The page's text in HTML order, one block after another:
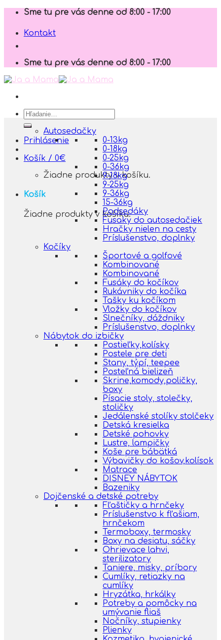
Skip
content
Sme tu pre vás denne od 8:00 - 17:00
Kontakt
Sme tu pre vás denne od 8:00 - 17:00
Hľadať:
Prihlásenie
Košík / 0€
Žiadne produkty v košíku.
Košík
Žiadne produkty v košíku.
Autosedačky
0-13kg
0-18kg
0-25kg
0-36kg
9-18kg
9-25kg
9-36kg
15-36kg
Podsedáky
Fusaky do autosedačiek
Hračky nielen na cesty
Príslušenstvo, doplnky
Kočíky
Športové a golfové
Kombinované
Kombinované
Fusáky do kočíkov
Rukávniky do kočíka
Tašky ku kočíkom
Vložky do kočíkov
Slnečníky, dáždniky
Príslušenstvo, doplnky
Nábytok do izbičky
Postieľky,kolísky
Postele pre deti
Stany, týpí, teepee
Posteľná bielizeň
Skrine,komody,poličky,
boxy
Písacie stoly, stolečky,
stoličky
Jedálenské stolíky stolčeky
Detská kresielka
Detské pohovky
Lustre, lampičky
Koše pre bábätká
Výbavičky do košov,kolísok
Matrace
DISNEY NÁBYTOK
Bazeniky
Dojčenské a detské potreby
Fľaštičky a hrnčeky
Príslušenstvo k fľašiam,
hrnčekom
Termoboxy, termosky
Boxy na desiatu, sáčky
Ohrievace lahvi,
sterilizatory
Taniere, misky, príbory
Cumlíky, retiazky na
cumlíky
Hryzátka, hrkálky
Potreby a pomôcky na
umývanie fliaš
Nočníky, stupienky
Plienky